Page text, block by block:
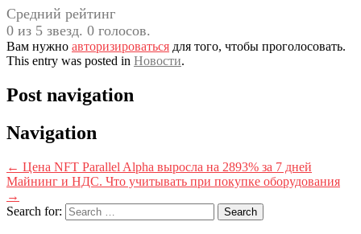
Средний рейтинг
0 из 5 звезд. 0 голосов.
Вам нужно авторизироваться для того, чтобы проголосовать.
This entry was posted in Новости.
Post navigation
Navigation
← Цена NFT Parallel Alpha выросла на 2893% за 7 дней
Майнинг и НДС. Что учитывать при покупке оборудования
→
Search for: